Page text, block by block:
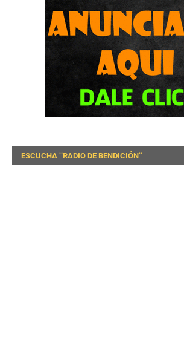
ESCUCHA ¨RADIO DE BENDICIÓN¨